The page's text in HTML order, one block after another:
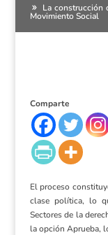
La construcción
Movimiento Social
Comparte
El proceso
clase política, lo
Sectores de la
la opción Aprueba,